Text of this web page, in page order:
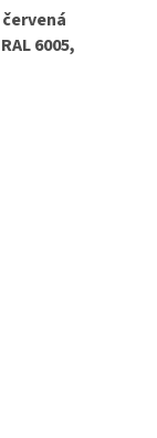
červená
6005,